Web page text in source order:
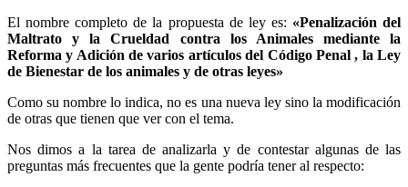
El nombre completo de la propuesta de ley es: «Penalización del
Maltrato y la Crueldad contra los Animales mediante la
Reforma y Adición de varios artículos del Código Penal , la Ley
de Bienestar de los animales y de otras leyes»
Como su nombre lo indica, no es una nueva ley sino la modificación
de otras que tienen que ver con el tema.
Nos dimos a la tarea de analizarla y de contestar algunas de las
preguntas más frecuentes que la gente podría tener al respecto: